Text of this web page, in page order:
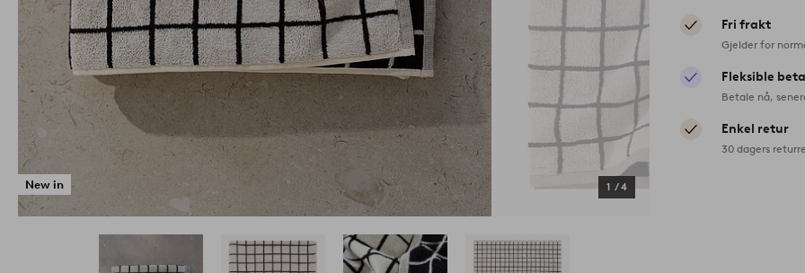
New in 1 /4
Fri frakt
Gjelder for
Fleksible
Betale nå,
Enkel retur
30 dagers